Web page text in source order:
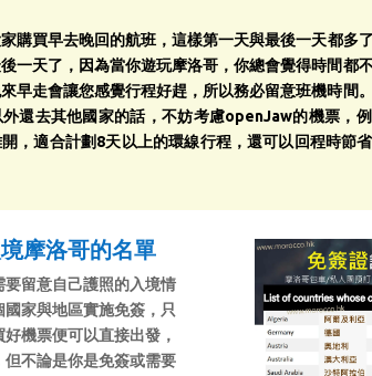
購買早去晚回的航班，這樣第一天與最後一天都多
一天了，因為當你遊玩摩洛哥，你總會覺得時間都
早走會讓您感覺行程好趕，所以務必留意班機時間
還去其他國家的話，不妨考慮openJaw的機票，
，適合計劃8天以上的環線行程，還可以回程時節
摩洛哥的名單
留意自己護照的入境情
家與地區實施免簽，只
機票便可以直接出發，
不論是你是免簽或需要